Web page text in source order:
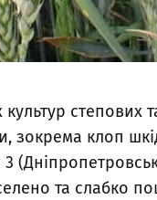
степових
зокрема клоп
та слабко